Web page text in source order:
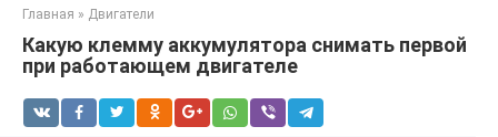
Главная » Двигатели
Какую клемму аккумулятора снимать первой
при работающем двигателе